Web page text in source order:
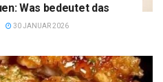
Was bedeutet das
30 JANUAR 2026